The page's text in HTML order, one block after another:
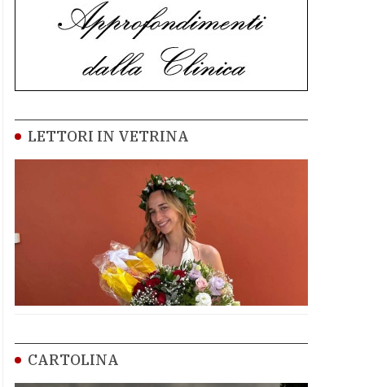
LETTORI IN VETRINA
CARTOLINA